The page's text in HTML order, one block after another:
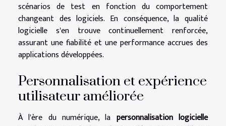
scénarios de test en fonction du comportement
changeant des logiciels. En conséquence, la qualité
logicielle s'en trouve continuellement renforcée,
assurant une fiabilité et une performance accrues des
applications développées.
Personnalisation et expérience
utilisateur améliorée
À l'ère du numérique, la personnalisation logicielle